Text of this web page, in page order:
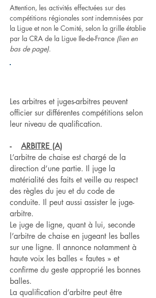
Attention, les activités effectuées sur des
compétitions régionales sont indemnisées par
la Ligue et non le Comité, selon la grille établie
par la CRA de la Ligue Ile-de-France (lien en
bas de page).
Les arbitres et juges-arbitres peuvent
officier sur différentes compétitions selon
leur niveau de qualification.
- ARBITRE (A)
L’arbitre de chaise est chargé de la
direction d’une partie. Il juge la
matérialité des faits et veille au respect
des règles du jeu et du code de
conduite. Il peut aussi assister le juge-
arbitre.
Le juge de ligne, quant à lui, seconde
l’arbitre de chaise en jugeant les balles
sur une ligne. Il annonce notamment à
haute voix les balles « fautes » et
confirme du geste approprié les bonnes
balles.
La qualification d’arbitre peut être